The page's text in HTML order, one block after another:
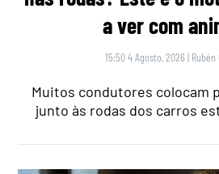
a ver com
15:50 4 Agosto, 2026 | Rubén
Muitos condutores colocam
junto às rodas dos carros